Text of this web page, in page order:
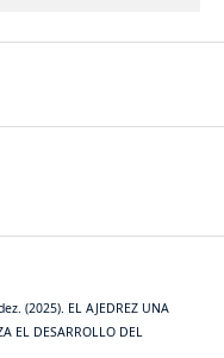
(2025). EL AJEDREZ UNA
EL DESARROLLO DEL